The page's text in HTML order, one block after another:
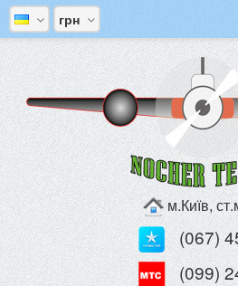
грн
м.Київ,
(067)
(099)